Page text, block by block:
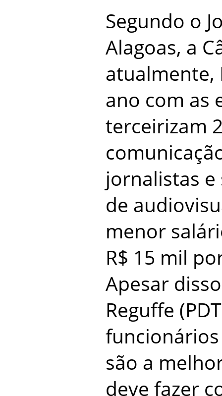
Segundo o
Alagoas, a
atualmente,
ano com as
terceirizam
jornalistas
de
menor
R$ 15 mil
Apesar
Reguffe
são a
deve fazer